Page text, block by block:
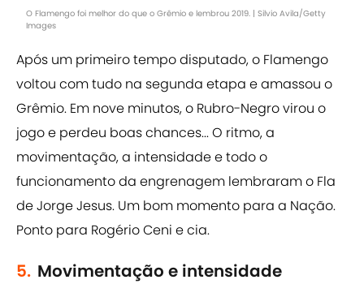
O Flamengo foi melhor do que o Grêmio e lembrou 2019. | Silvio Avila/Getty
Images
Após um primeiro tempo disputado, o Flamengo
voltou com tudo na segunda etapa e amassou o
Grêmio. Em nove minutos, o Rubro-Negro virou o
jogo e perdeu boas chances... O ritmo, a
movimentação, a intensidade e todo o
funcionamento da engrenagem lembraram o Fla
de Jorge Jesus. Um bom momento para a Nação.
Ponto para Rogério Ceni e cia.
5. Movimentação e intensidade